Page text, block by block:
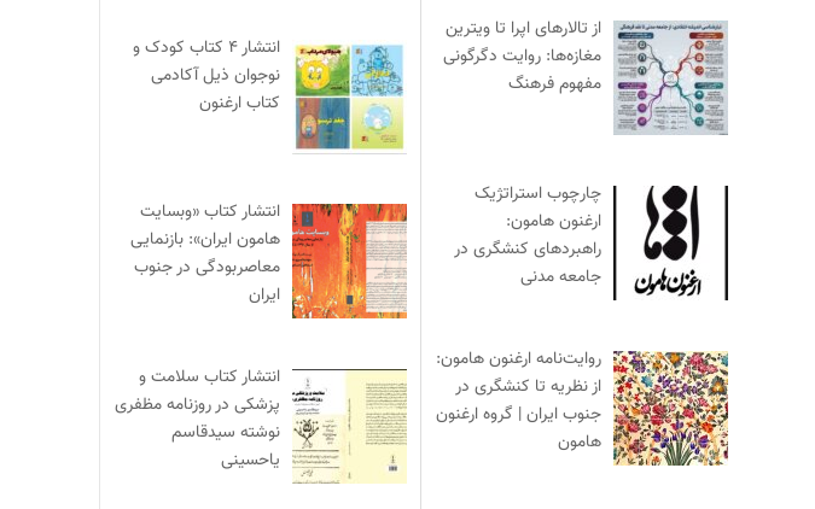
انتشار ۴ کتاب کودک و
نوجوان ذیل آکادمی
کتاب ارغنون
انتشار کتاب «وبسایت
هامون ایران»: بازنمایی
معاصربودگی در جنوب
ایران
انتشار کتاب سلامت و
پزشکی در روزنامه مظفری
نوشته سیدقاسم
یاحسینی
از تالارهای اپرا تا ویترین
مغازه‌ها: روایت دگرگونی
مفهوم فرهنگ
چارچوب استراتژیک
ارغنون هامون:
راهبردهای کنشگری در
جامعه مدنی
روایت‌نامه ارغنون هامون:
از نظریه تا کنشگری در
جنوب ایران | گروه ارغنون
هامون